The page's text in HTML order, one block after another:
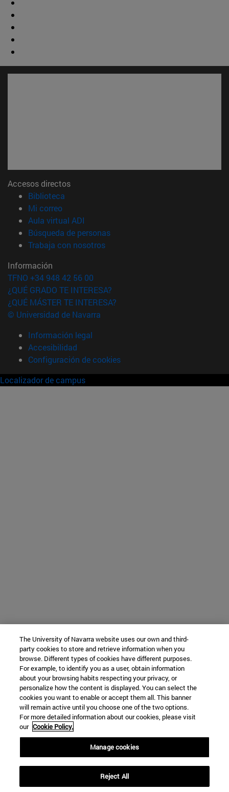
Accesos directos
Biblioteca
Mi correo(abre en nueva ventana)
Aula virtual ADI
Búsqueda de personas(abre en nueva ventana)
Trabaja con nosotros(abre en nueva ventana)
Información
TFNO +34 948 42 56 00
¿QUÉ GRADO TE INTERESA?
¿QUÉ MÁSTER TE INTERESA?
© Universidad de Navarra
Información legal
Accesibilidad
Configuración de cookies
Localizador de campus
The University of Navarra website uses our own and third-
party cookies to store and retrieve information when you
browse. Different types of cookies have different purposes.
For example, to identify you as a user, obtain information
about your browsing habits respecting your privacy, or
personalize how the content is displayed. You can select the
cookies you want to enable or accept them all. This banner
will remain active until you choose one of the two options.
For more detailed information about our cookies, please visit
our Cookie Policy.
Manage cookies
Reject All